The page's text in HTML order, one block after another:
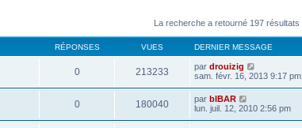
La recherche a retourné 197 résultats
RÉPONSES VUES DERNIER MESSAGE
0 213233 par drouizig
sam. févr. 16, 2013 9:17 pm
0 180040 par bIBAR
lun. juil. 12, 2010 2:56 pm